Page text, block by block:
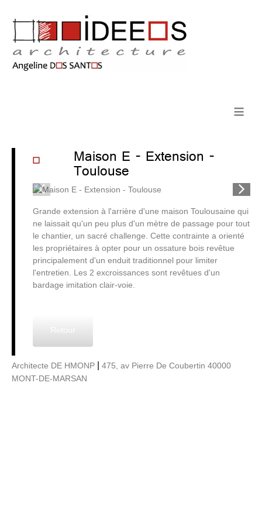
≡
Maison E - Extension -
Toulouse
Grande extension à l'arrière d'une maison Toulousaine qui
ne laissait qu'un peu plus d'un mètre de passage pour tout
le chantier, un sacré challenge. Cette contrainte a orienté
les propriétaires à opter pour un ossature bois revêtue
principalement d'un enduit traditionnel pour limiter
l'entretien. Les 2 excroissances sont revêtues d'un
bardage imitation clair-voie.
Retour
Architecte DE HMONP
475, av Pierre De Coubertin 40000
MONT-DE-MARSAN